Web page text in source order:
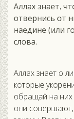
Аллах знает,
отвернись от
наедине (или
слова.
Аллах знает о
которые
обращай на них
они